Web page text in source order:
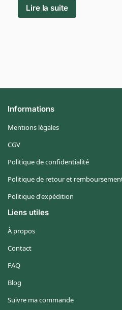
Lire la suite
Informations
Mentions légales
CGV
Politique de confidentialité
Politique de retour et
Politique d'expédition
Liens utiles
À propos
Contact
FAQ
Blog
Suivre ma commande